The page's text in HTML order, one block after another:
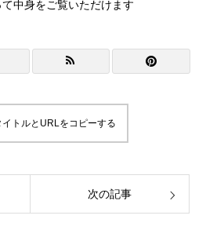
中身をご覧いただけます
イトルとURLをコピーする
次の記事